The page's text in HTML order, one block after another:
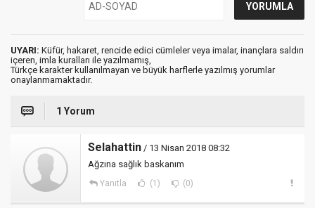
UYARI: Küfür, hakaret, rencide edici cümleler veya imalar, inançlara saldırı
içeren, imla kuralları ile yazılmamış,
Türkçe karakter kullanılmayan ve büyük harflerle yazılmış yorumlar
onaylanmamaktadır.
1 Yorum
Selahattin / 13 Nisan 2018 08:32
Ağzına sağlık baskanım
Yanıtla (1) (0)